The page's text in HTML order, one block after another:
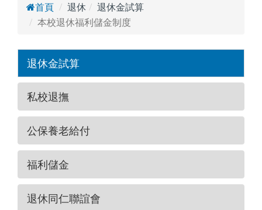
首頁 退休
退休金試算
本校退休福利儲金制度
退休金試算
私校退撫
公保養老給付
福利儲金
退休同仁聯誼會